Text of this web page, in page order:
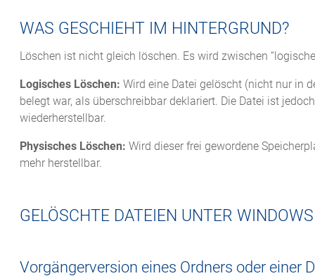
WAS GESCHIEHT IM HINTERGRUND?
Löschen ist nicht gleich löschen. Es wird zwischen
Logisches Löschen: Wird eine Datei gelöscht (nicht nur in
belegt war, als überschreibbar deklariert. Die Datei ist
wiederherstellbar.
Physisches Löschen: Wird dieser frei gewordene
mehr herstellbar.
GELÖSCHTE DATEIEN UNTER
Vorgängerversion eines Ordners oder einer